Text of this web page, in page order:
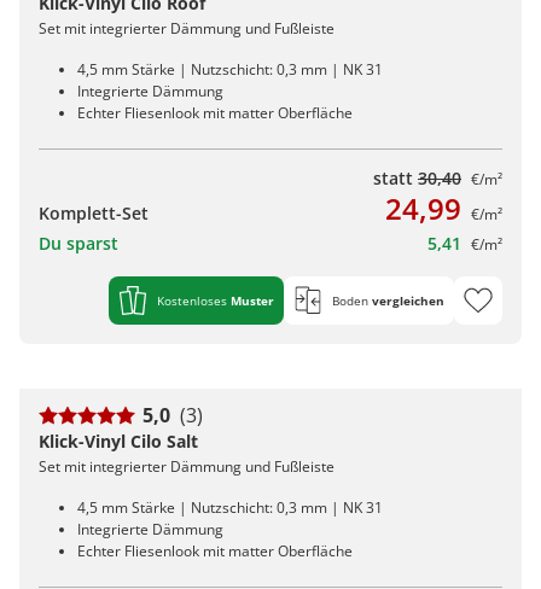
Set mit integrierter Dämmung und Fußleiste
4,5 mm Stärke | Nutzschicht: 0,3 mm | NK 31
Integrierte Dämmung
Echter Fliesenlook mit matter Oberfläche
statt 30,40 €/m²
Komplett-Set 24,99 €/m²
Du sparst 5,41 €/m²
Kostenloses Muster Boden vergleichen
5,0 (3)
Klick-Vinyl Cilo Salt
Set mit integrierter Dämmung und Fußleiste
4,5 mm Stärke | Nutzschicht: 0,3 mm | NK 31
Integrierte Dämmung
Echter Fliesenlook mit matter Oberfläche